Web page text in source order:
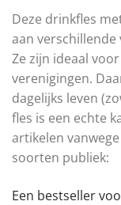
Deze drinkfles
aan
Ze zijn ideaal
verenigingen.
dagelijks leven
fles is een echte
artikelen
soorten publiek:
Een bestseller